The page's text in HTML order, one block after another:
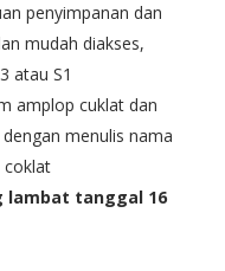
penyimpanan dan
mudah diakses,
atau S1
amplop cuklat dan
menulis nama
coklat
lambat tanggal 16